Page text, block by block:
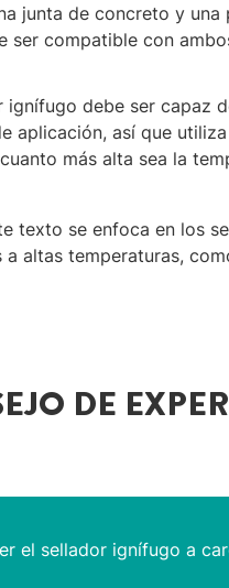
junta de concreto y
ser compatible con
ignífugo debe ser capaz
aplicación, así que
más alta sea la
texto se enfoca en los
a altas temperaturas,
DE
el sellador ignífugo a